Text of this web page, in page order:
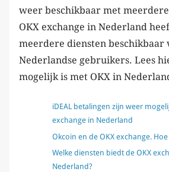
weer beschikbaar met
OKX exchange in Nederland
meerdere diensten beschikbaar
Nederlandse gebruikers. Lees
mogelijk is met OKX in
iDEAL betalingen zijn weer
exchange in Nederland
Okcoin en de OKX exchange.
Welke diensten biedt de OKX
Nederland?